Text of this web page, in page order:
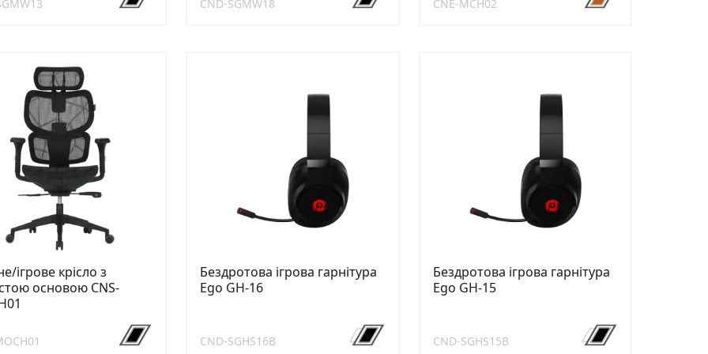
CND-SGMW18 CNE-MCH02
ігрове крісло з
основою CNS-
Бездротова ігрова гарнітура
Ego GH-16
CND-SGHS16B
Бездротова ігрова гарнітура
Ego GH-15
CND-SGHS15B